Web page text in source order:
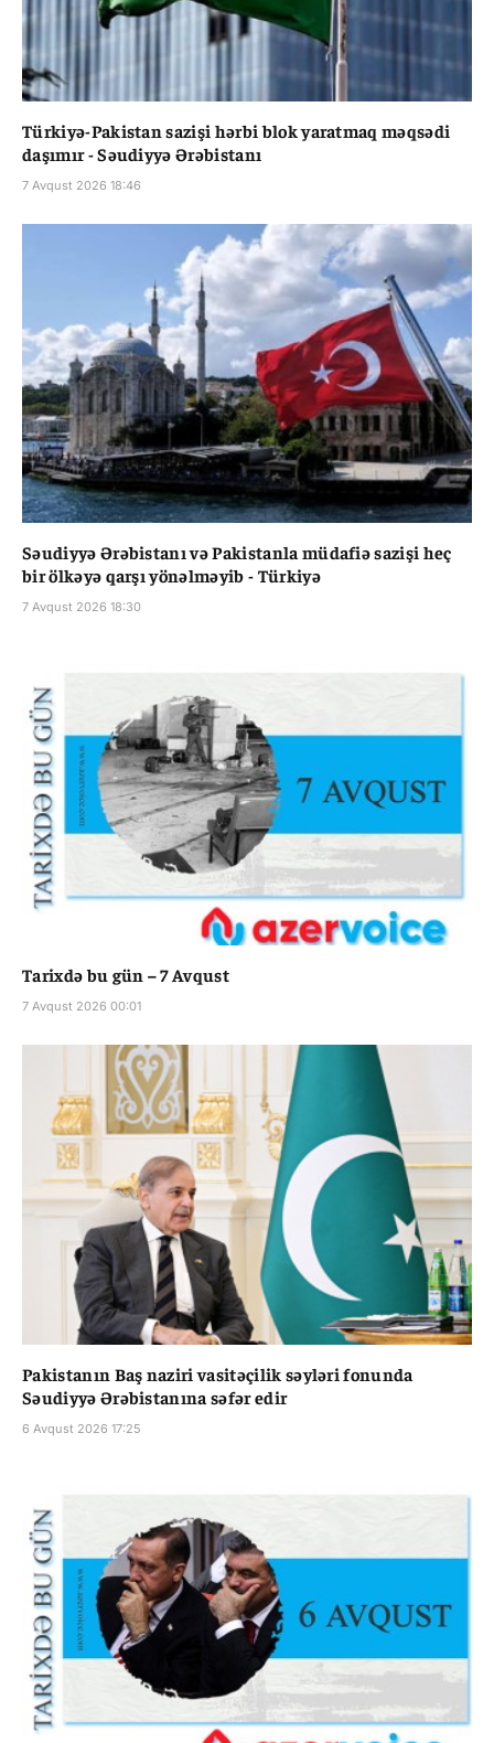
Türkiyə-Pakistan sazişi hərbi blok yaratmaq məqsədi
daşımır - Səudiyyə Ərəbistanı
7 Avqust 2026 18:46
Səudiyyə Ərəbistanı və Pakistanla müdafiə sazişi heç
bir ölkəyə qarşı yönəlməyib - Türkiyə
7 Avqust 2026 18:30
Tarixdə bu gün – 7 Avqust
7 Avqust 2026 00:01
Pakistanın Baş naziri vasitəçilik səyləri fonunda
Səudiyyə Ərəbistanına səfər edir
6 Avqust 2026 17:25